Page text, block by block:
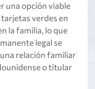
una opción viable
verdes en
la familia, lo que
legal se
relación familiar
o titular